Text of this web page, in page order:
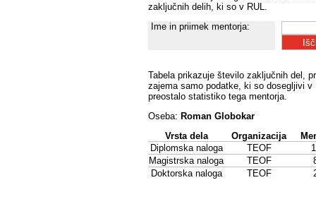
zaključnih delih, ki so v RUL.
Ime in priimek mentorja:
Tabela prikazuje število zaključnih del,
zajema samo podatke, ki so dosegljivi
preostalo statistiko tega mentorja.
Oseba: Roman Globokar
Vrsta dela
Organizacija
Diplomska naloga
TEOF
Magistrska naloga
TEOF
Doktorska naloga
TEOF